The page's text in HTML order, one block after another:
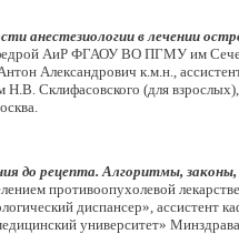
анестезиологии в лечении
АиР ФГАОУ ВО ПГМУ им
Александрович к.м.н.,
Склифасовского (для взрослых),
до рецепта. Алгоритмы,
противоопухолевой
диспансер», ассистент
университет»